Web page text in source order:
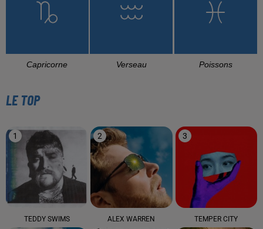
Capricorne Verseau Poissons
LE TOP
1
TEDDY SWIMS
2
ALEX WARREN
3
TEMPER CITY